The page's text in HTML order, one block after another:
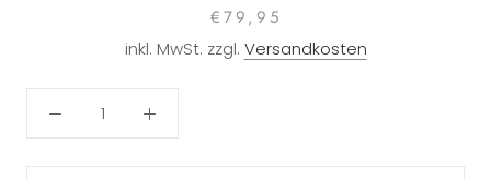
€79,95
inkl. MwSt. zzgl. Versandkosten